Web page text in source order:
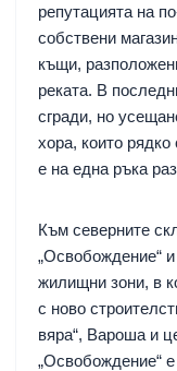
репутацията на
собствени
къщи,
реката. В
сгради, но
хора, които
е на една ръка
Към северните
„Освобождение“
жилищни зони, в
с ново
вяра“, Вароша и
„Освобождение“